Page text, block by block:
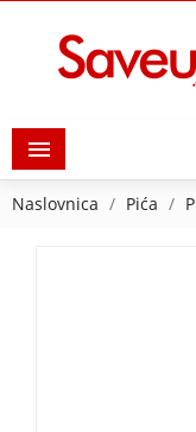

Naslovnica Pića